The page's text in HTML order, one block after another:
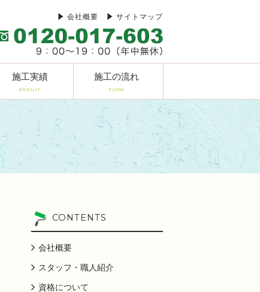
サイトマップ
会社概要
施工実績
RESULT
施工の流れ
FLOW
CONTENTS
会社概要
スタッフ・職人紹介
資格について